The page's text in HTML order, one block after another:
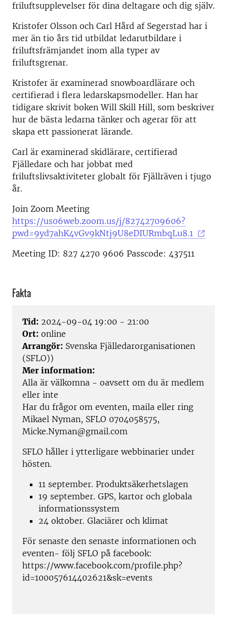
friluftsupplevelser för dina deltagare och dig själv.
Kristofer Olsson och Carl Hård af Segerstad har i
mer än tio års tid utbildat ledarutbildare i
friluftsfrämjandet inom alla typer av
friluftsgrenar.
Kristofer är examinerad snowboardlärare och
certifierad i flera ledarskapsmodeller. Han har
tidigare skrivit boken Will Skill Hill, som beskriver
hur de bästa ledarna tänker och agerar för att
skapa ett passionerat lärande.
Carl är examinerad skidlärare, certifierad
Fjälledare och har jobbat med
friluftslivsaktiviteter globalt för Fjällräven i tjugo
år.
Join Zoom Meeting
https://us06web.zoom.us/j/82742709606?
pwd=9yd7ahK4vGv9kNtj9U8eDIURmbqLu8.1
Meeting ID: 827 4270 9606 Passcode: 437511
Fakta
Tid: 2024-09-04 19:00 - 21:00
Ort: online
Arrangör: Svenska Fjälledarorganisationen
(SFLO))
Mer information:
Alla är välkomna - oavsett om du är medlem
eller inte
Har du frågor om eventen, maila eller ring
Mikael Nyman, SFLO 0704058575,
Micke.Nyman@gmail.com
SFLO håller i ytterligare webbinarier under
hösten.
11 september. Produktsäkerhetslagen
19 september. GPS, kartor och globala
informationssystem
24 oktober. Glaciärer och klimat
För senaste den senaste informationen och
eventen- följ SFLO på facebook:
https://www.facebook.com/profile.php?
id=100057614402621&sk=events